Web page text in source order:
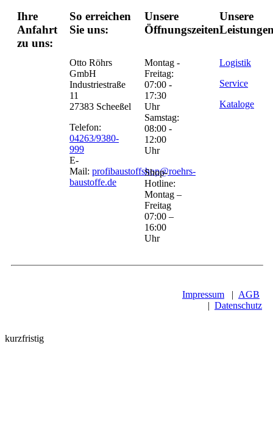
Ihre
Anfahrt
zu uns:
So erreichen
Sie uns:
Otto Röhrs
GmbH
Industriestraße
11
27383 Scheeßel
Telefon:
04263/9380-
999
E-
Mail: profibaustoffshop@roehrs-
baustoffe.de
Unsere
Öffnungszeiten:
Montag -
Freitag:
07:00 -
17:30
Uhr
Samstag:
08:00 -
12:00
Uhr
Shop-
Hotline:
Montag –
Freitag
07:00 –
16:00
Uhr
Unsere
Logistik
Service
Kataloge
Impressum| AGB
| Datenschutz
kurzfristig